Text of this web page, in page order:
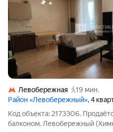
Левобережная
19 мин.
Район «Левобережный», 4
Код объекта: 2173306.
балконом. Левобережный